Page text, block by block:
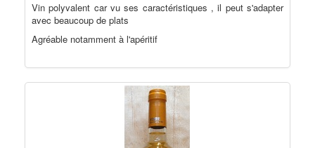
Vin polyvalent car vu ses caractéristiques , il peut s'adapter
avec beaucoup de plats
Agréable notamment à l'apéritif